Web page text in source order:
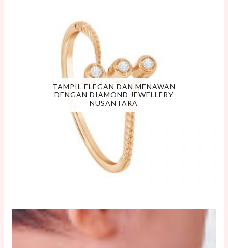
TAMPIL ELEGAN DAN MENAWAN
DENGAN DIAMOND JEWELLERY
NUSANTARA